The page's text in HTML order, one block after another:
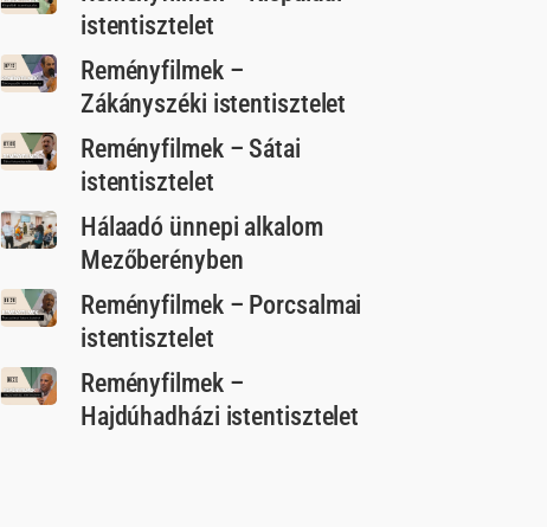
istentisztelet
Reményfilmek –
Zákányszéki istentisztelet
Reményfilmek – Sátai
istentisztelet
Hálaadó ünnepi alkalom
Mezőberényben
Reményfilmek – Porcsalmai
istentisztelet
Reményfilmek –
Hajdúhadházi istentisztelet